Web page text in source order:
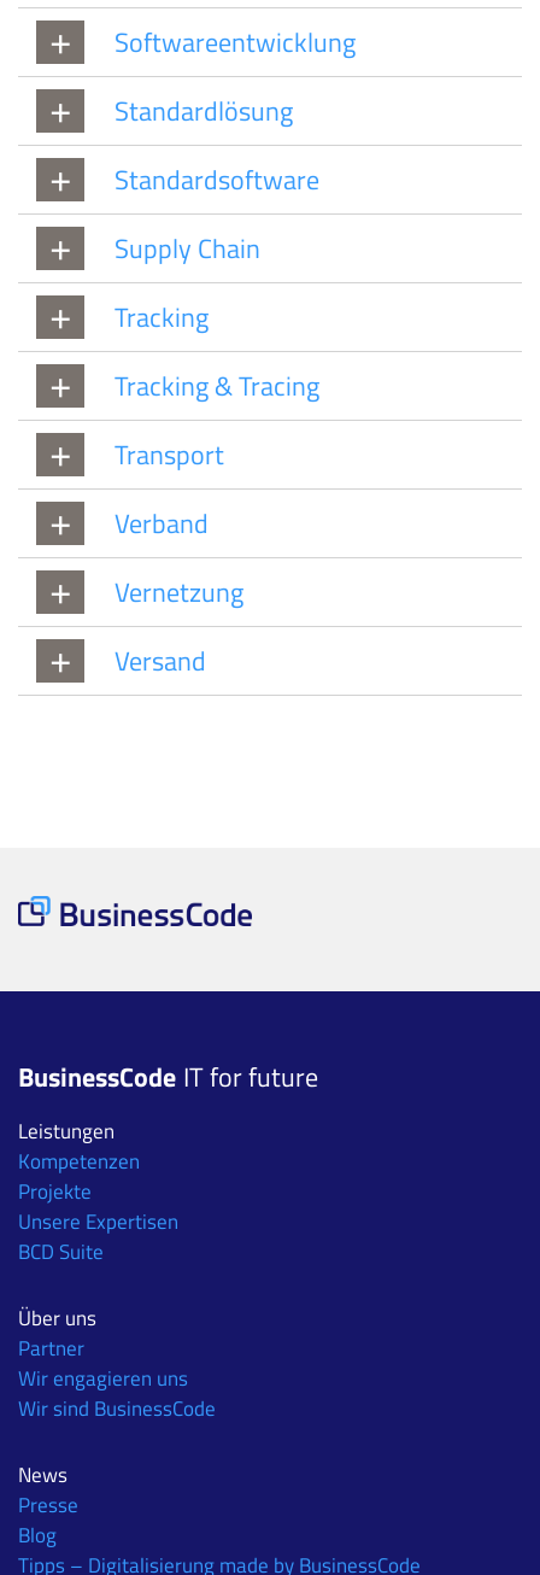
Softwareentwicklung
Standardlösung
Standardsoftware
Supply Chain
Tracking
Tracking & Tracing
Transport
Verband
Vernetzung
Versand
BusinessCode IT for future
Leistungen
Kompetenzen
Projekte
Unsere Expertisen
BCD Suite
Über uns
Partner
Wir engagieren uns
Wir sind BusinessCode
News
Presse
Blog
Tipps – Digitalisierung made by BusinessCode